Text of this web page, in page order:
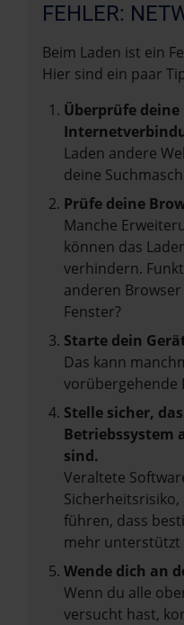
FEHLER:
Beim Laden ist ein
Hier sind ein paar
Überprüfe
Laden andere
deine
Prüfe deine
Manche
können das
verhindern.
anderen
Fenster?
Starte dein
Das kann
vorübergehende
Stelle sicher,
Betriebssystem
sind.
Veraltete
führen, dass
mehr unterstützt
Wende dich an
Wenn du alle
versucht hast,